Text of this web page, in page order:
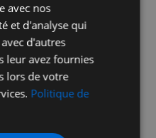
source. Cruciale
: la
en termes de
continuer à
GPT (OpenAI),
locaux via
avec nos
et d'analyse qui
d'autres
leur avez fournies
lors de votre
Politique de